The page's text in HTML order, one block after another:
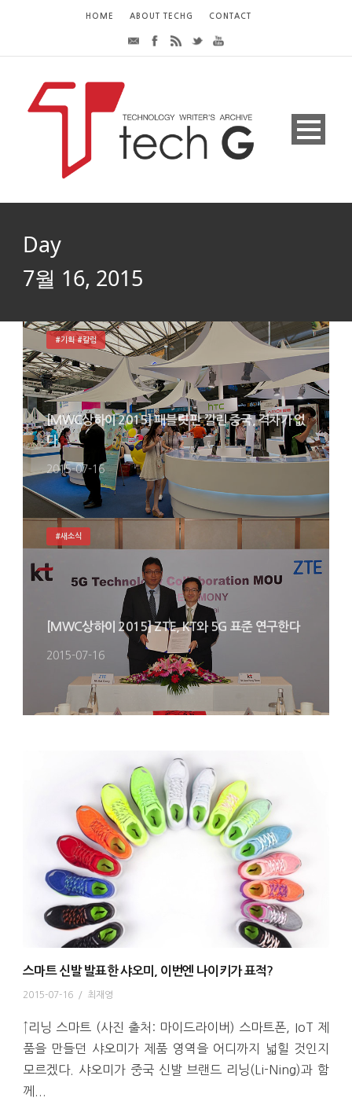
HOME ABOUT TECHG CONTACT
Day
7월 16, 2015
[MWC상하이 2015] 패블릿 판 깔린 중국, 격차가 없
다
2015-07-16
#기획 #칼럼
[MWC상하이 2015] ZTE, KT와 5G 표준 연구한다
2015-07-16
#새소식
스마트 신발 발표한 샤오미, 이번엔 나이키가 표적?
2015-07-16 / 최재영
↑리닝 스마트 (사진 출처: 마이드라이버) 스마트폰, IoT 제
품을 만들던 샤오미가 제품 영역을 어디까지 넓힐 것인지
모르겠다. 샤오미가 중국 신발 브랜드 리닝(Li-Ning)과 함
께...